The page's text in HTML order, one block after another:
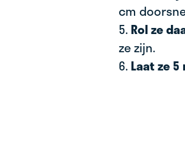
cm
5.Rol ze
ze zijn.
6. Laat ze